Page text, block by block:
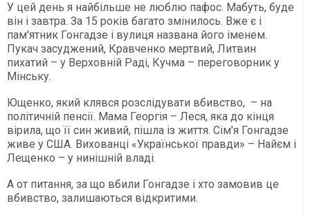
У цей день я найбільше не люблю пафос. Мабуть, буде
він і завтра. За 15 років багато змінилось. Вже є і
пам'ятник Гонгадзе і вулиця названа його іменем.
Пукач засуджений, Кравченко мертвий, Литвин
пихатий – у Верховній Раді, Кучма – переговорник у
Мінську.
Ющенко, який клявся розслідувати вбивство, – на
політичній пенсії. Мама Георгія – Леся, яка до кінця
вірила, що її син живий, пішла із життя. Сім'я Гонгадзе
живе у США. Вихованці «Української правди» – Найєм і
Лещенко – у нинішній владі.
А от питання, за що вбили Гонгадзе і хто замовив це
вбивство, залишаються відкритими.